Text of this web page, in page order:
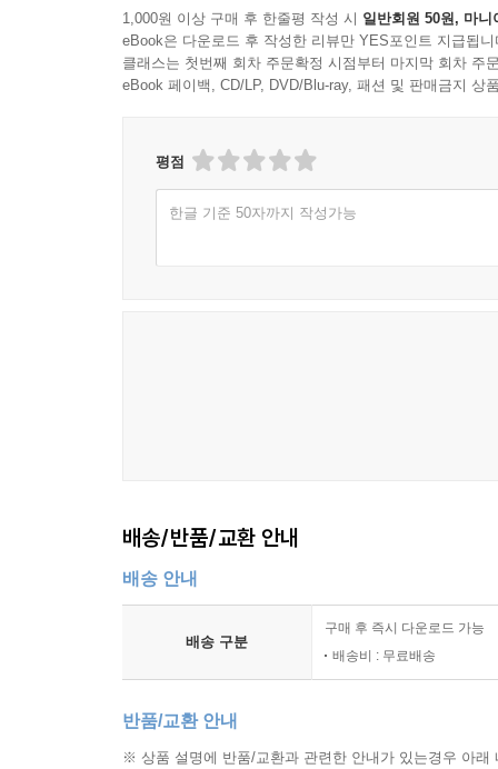
있다.
2013년 그리스 교육청은 The Planet Agents(지구
선정했다. 이 단체를 만든 사람이 바로 이 글의
1,000원 이상 구매 후 한줄평 작성 시 일반회원 50원, 마니
eBook은 다운로드 후 작성한 리뷰만 YES포인트 지급됩니
클래스는 첫번째 회차 주문확정 시점부터 마지막 회차 주
eBook 페이백, CD/LP, DVD/Blu-ray, 패션 및 판매금지 상
평점
한글 기준 50자까지 작성가능
배송/반품/교환 안내
배송 안내
배송 구분
구매 후 즉시 다운로드 가능
배송비 : 무료배송
반품/교환 안내
※ 상품 설명에 반품/교환과 관련한 안내가 있는경우 아